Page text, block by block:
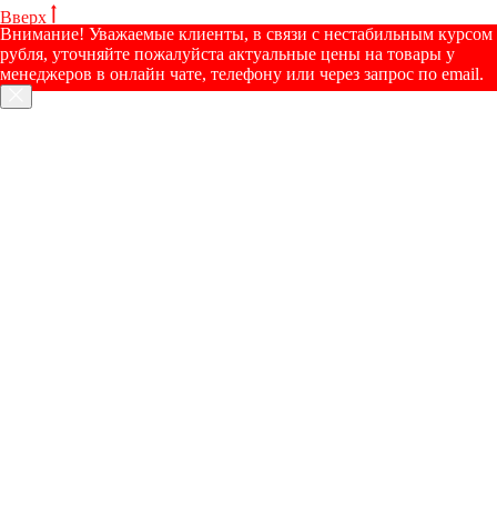
Вверх
Внимание! Уважаемые клиенты, в связи с нестабильным курсом
рубля, уточняйте пожалуйста актуальные цены на товары у
менеджеров в онлайн чате, телефону или через запрос по email.